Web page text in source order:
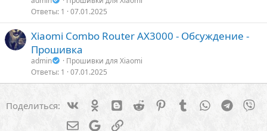
Ответы 1 07.01.2025
Xiaomi Combo Router AX3000 - Обсуждение -
Прошивка
admin
Прошивки для Xiaomi
Ответы 1 07.01.2025
Поделиться: Vk Ok BloggerReddit PinterestTumblr WhatsApp
Электронная почта
GoogleСсылка